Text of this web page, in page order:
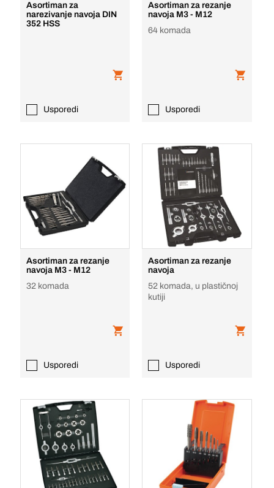
Asortiman za
narezivanje navoja DIN
352 HSS
Usporedi
Asortiman za rezanje
navoja M3 - M12
64 komada
Usporedi
Asortiman za rezanje
navoja M3 - M12
32 komada
Usporedi
Asortiman za rezanje
navoja
52 komada, u plastičnoj
kutiji
Usporedi